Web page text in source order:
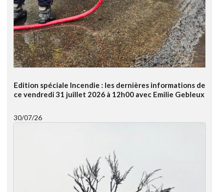
Edition spéciale Incendie : les dernières informations de
ce vendredi 31 juillet 2026 à 12h00 avec Emilie Gebleux
30/07/26